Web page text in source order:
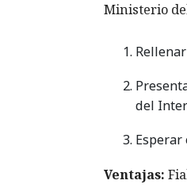
Ministerio
del
Esperar
Ventajas: